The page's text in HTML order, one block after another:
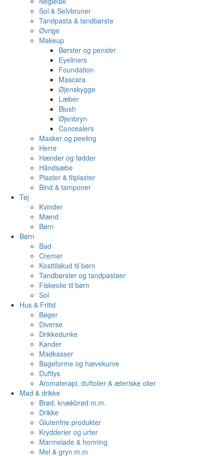
Sol & Selvbruner
Tandpasta & tandbørste
Øvrige
Makeup
Børster og pensler
Eyeliners
Foundation
Mascara
Øjenskygge
Læber
Blush
Øjenbryn
Concealers
Masker og peeling
Herre
Hænder og fødder
Håndsæbe
Plaster & fitplaster
Bind & tamponer
Tøj
Kvinder
Mænd
Børn
Børn
Bad
Cremer
Kosttilskud til børn
Tandbørster og tandpastaer
Fiskeolie til børn
Sol
Hus & Fritid
Bøger
Diverse
Drikkedunke
Kander
Madkasser
Bageforme og hævekurve
Duftlys
Aromaterapi, duftolier & æteriske olier
Mad & drikke
Brød, knækbrød m.m.
Drikke
Glutenfrie produkter
Krydderier og urter
Marmelade & honning
Mel & gryn m.m